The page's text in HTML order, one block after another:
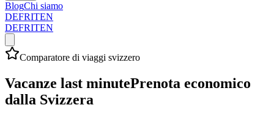
BlogChi siamo
DEFRITEN
DEFRITEN
Comparatore di viaggi svizzero
Vacanze last minutePrenota economico
dalla Svizzera